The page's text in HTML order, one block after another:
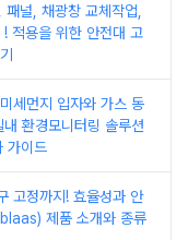
널, 채광창 교체작업,
적용을 위한 안전대 고
세먼지 입자와 가스 동
환경모니터링 솔루션
이드
고정까지! 효율성과 안
제품 소개와 종류